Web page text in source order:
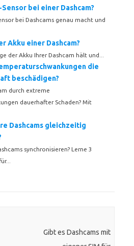
bei einer Dashcam?
bei Dashcams genau macht und
Akku einer Dashcam?
der Akku Ihrer Dashcam hält und...
die
beschädigen?
durch extreme
dauerhafter Schaden? Mit
Dashcams gleichzeitig
synchronisieren? Lerne 3
Gibt es Dashcams mit